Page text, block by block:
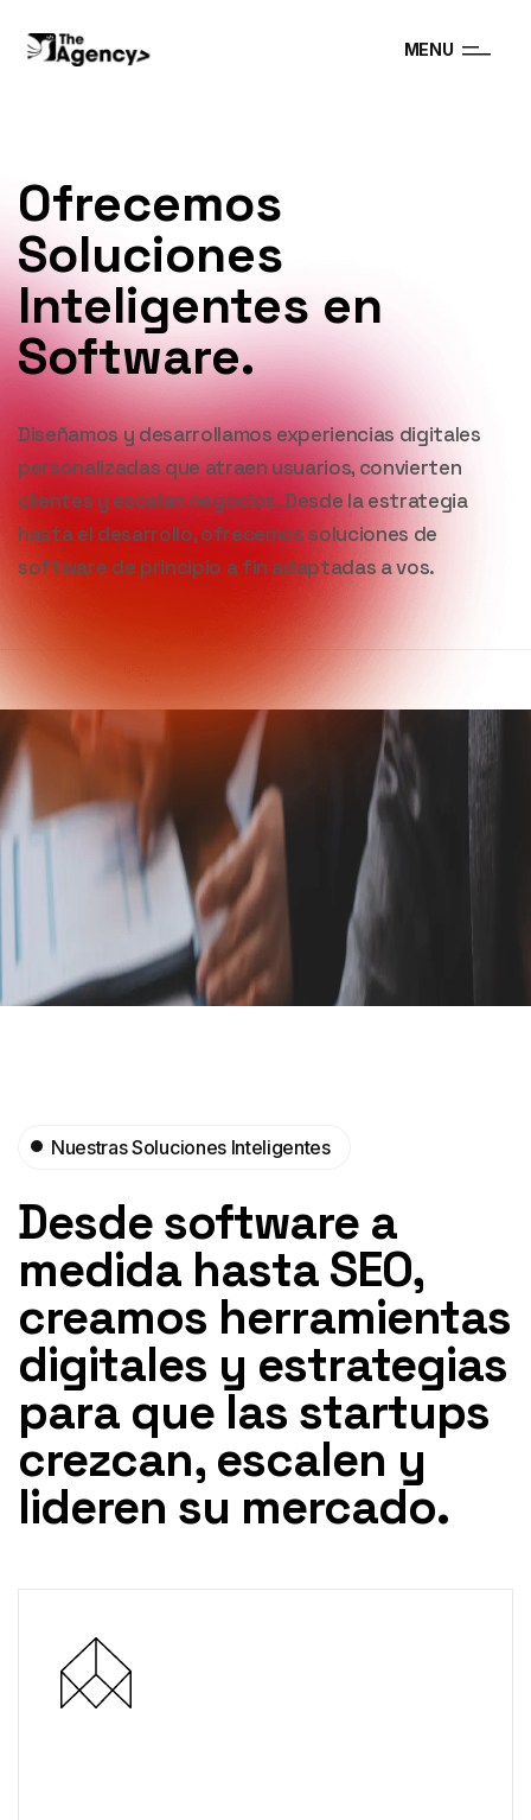
MENU
Ofrecemos
Soluciones
Inteligentes en
Software.
Diseñamos y desarrollamos experiencias digitales
personalizadas que atraen usuarios, convierten
clientes y escalan negocios. Desde la estrategia
hasta el desarrollo, ofrecemos soluciones de
software de principio a fin adaptadas a vos.
Nuestras Soluciones Inteligentes
Desde software a
medida hasta SEO,
creamos herramientas
digitales y estrategias
para que las startups
crezcan, escalen y
lideren su mercado.